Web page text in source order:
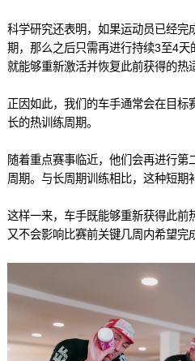
科学研究还表明，如果运动员已经完
期，那么之后只需再进行持续3至4天
就能够重新激活并恢复此前获得的热
正因如此，我们的车手通常会在目标
长的热训练周期。
随着重点赛事临近，他们会再进行
周期。与长周期训练相比，这种短期
这样一来，车手既能够重新获得此前
又不会影响比赛前关键几周内希望完